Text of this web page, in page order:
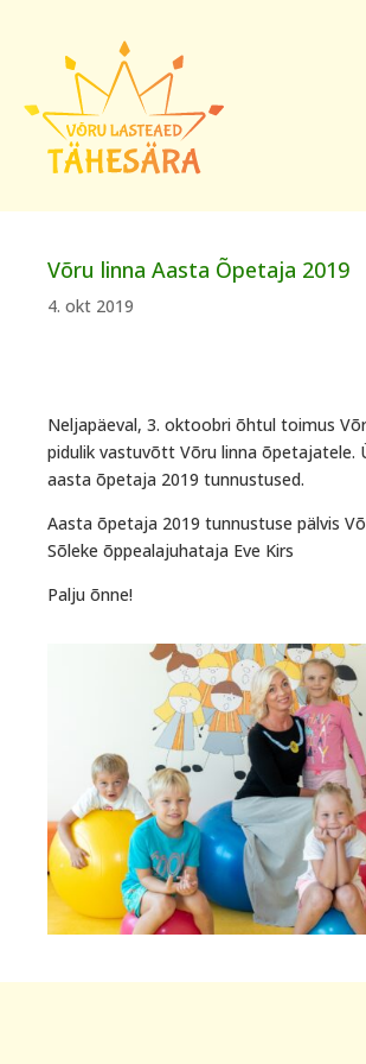
Võru linna Aasta Õpetaja 2019
4. okt 2019
Neljapäeval, 3. oktoobri õhtul toimus
pidulik vastuvõtt Võru linna õpetajatele.
aasta õpetaja 2019 tunnustused.
Aasta õpetaja 2019 tunnustuse pälvis
Sõleke õppealajuhataja Eve Kirs
Palju õnne!